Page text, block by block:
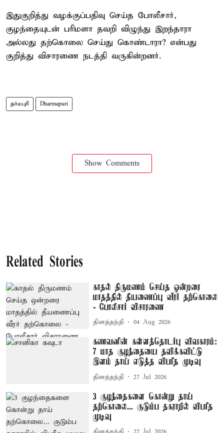
இதுகுறித்து வழக்குப்பதிவு செய்த போலீசார்,
குழந்தையுடன் பரிமளா தவறி விழுந்து இறந்தாரா
அல்லது தற்கொலை செய்து கொண்டாரா? என்பது
குறித்து விசாரணை நடத்தி வருகின்றனர்.
தர்மபுரி Dharmapuri
Show Comments
Related Stories
காதல் திருமணம் செய்த ஒன்றரை
மாதத்தில் தீயணைப்பு வீரர் தற்கொலை
- போலீசார் விசாரணை
தினத்தந்தி 04 Aug 2026
கணவனின் கள்ளத்தொடர்பு விவகாரம்:
7 மாத குழந்தையை தவிக்கவிட்டு
இளம் தாய் எடுத்த விபரீத முடிவு
தினத்தந்தி 27 Jul 2026
3 குழந்தைகளை கொன்று தாய்
தற்கொலை... குடும்ப தகராறில் விபரீத
முடிவு